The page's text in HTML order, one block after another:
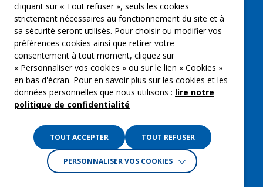
C’moi le chef
Actualités
Contactez nous
Mentions légales
Gestion des cookies
Crédits :La Jungle
cliquant sur « Tout refuser », seuls les cookies
strictement nécessaires au fonctionnement du site et à
sa sécurité seront utilisés. Pour choisir ou modifier vos
préférences cookies ainsi que retirer votre
consentement à tout moment, cliquez sur
« Personnaliser vos cookies » ou sur le lien « Cookies »
en bas d'écran. Pour en savoir plus sur les cookies et les
données personnelles que nous utilisons : lire notre
politique de confidentialité
TOUT ACCEPTER TOUT REFUSER
PERSONNALISER VOS COOKIES